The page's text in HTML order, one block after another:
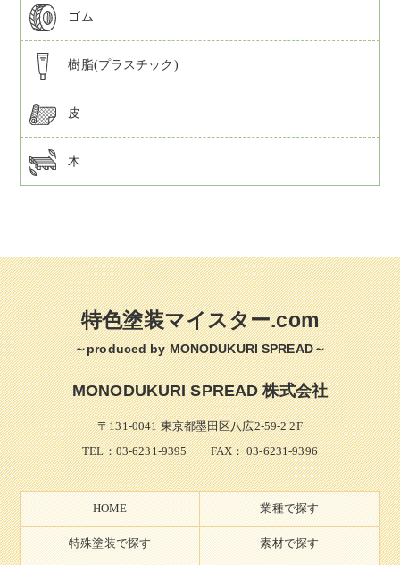
ゴム
樹脂(プラスチック)
皮
木
特色塗装マイスター.com
～produced by MONODUKURI SPREAD～
MONODUKURI SPREAD 株式会社
〒131-0041 東京都墨田区八広2-59-2 2F
TEL：03-6231-9395FAX： 03-6231-9396
HOME 業種で探す
特殊塗装で探す 素材で探す